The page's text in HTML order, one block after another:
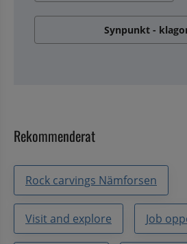
Synpunkt -
Rekommenderat
Rock carvings Nämforsen
Visit and explore Job